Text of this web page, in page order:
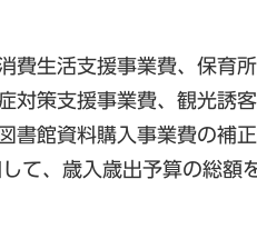
費生活支援事業費、保育
対策支援事業費、観光誘
書館資料購入事業費の補
て、歳入歳出予算の総